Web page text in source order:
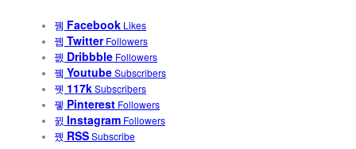
Facebook Likes
Twitter Followers
Dribbble Followers
YoutubeSubscribers
117kSubscribers
Pinterest Followers
Instagram Followers
RSSSubscribe